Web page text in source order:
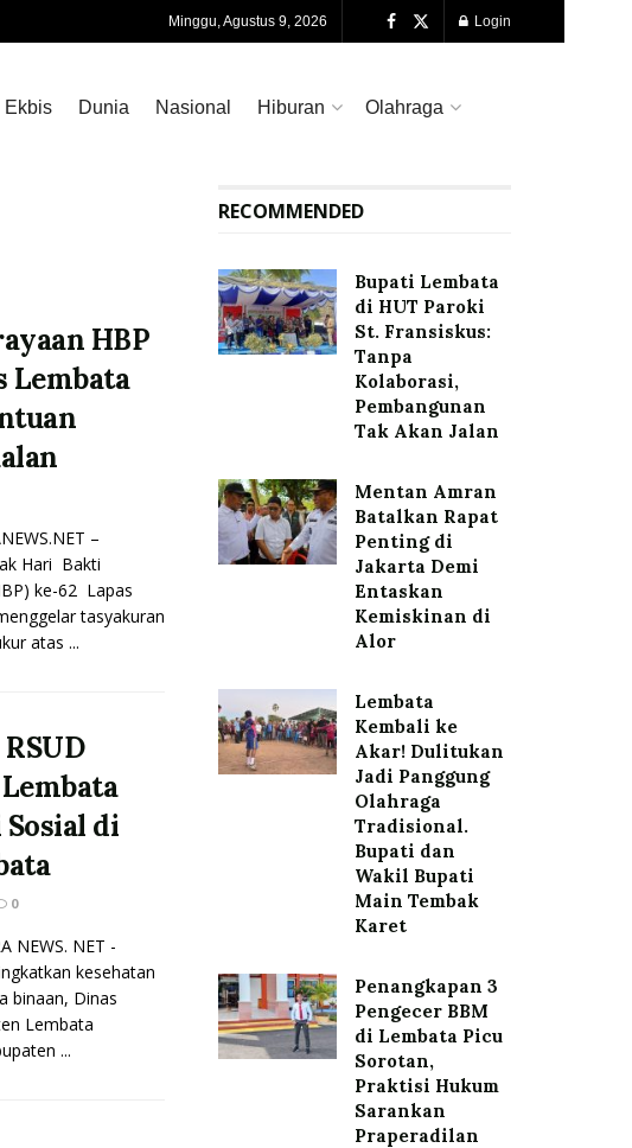
Minggu, Agustus 9, 2026 Login
Ekbis Dunia Nasional Hiburan Olahraga
HBP
Lembata
–
Hari Bakti
ke-62 Lapas
tasyakuran
atas ...
di
0
NEWS. NET -
kesehatan
binaan, Dinas
Lembata
...
RECOMMENDED
Bupati Lembata
di HUT Paroki
St. Fransiskus:
Tanpa
Kolaborasi,
Pembangunan
Tak Akan Jalan
Mentan Amran
Batalkan Rapat
Penting di
Jakarta Demi
Entaskan
Kemiskinan di
Alor
Lembata
Kembali ke
Akar! Dulitukan
Jadi Panggung
Olahraga
Tradisional.
Bupati dan
Wakil Bupati
Main Tembak
Karet
Penangkapan 3
Pengecer BBM
di Lembata Picu
Sorotan,
Praktisi Hukum
Sarankan
Praperadilan